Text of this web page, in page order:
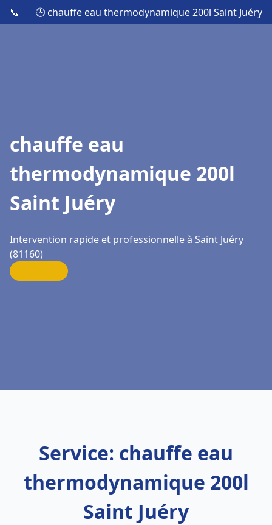
📞 🕒 chauffe eau thermodynamique 200l Saint Juéry
chauffe eau
thermodynamique 200l
Saint Juéry
Intervention rapide et professionnelle à Saint Juéry
(81160)
Service: chauffe eau
thermodynamique 200l
Saint Juéry